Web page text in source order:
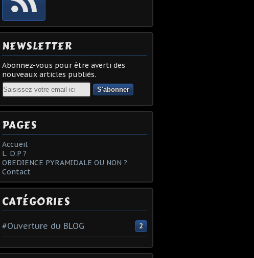
NEWSLETTER
Abonnez-vous pour être averti des
nouveaux articles publiés.
Email
PAGES
Accueil
L. D.P ?
OBEDIENCE PYRAMIDALE OU NON ?
Contact
CATÉGORIES
#Ouverture du BLOG 2